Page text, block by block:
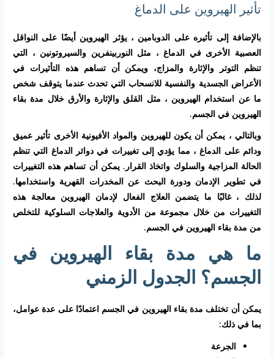
تأثير الهيروين على الدماغ
بالإضافة إلى تأثيره على الدوبامين ، يؤثر الهيروين أيضًا على النواقل
العصبية الأخرى في الدماغ ، مثل النوربينفرين والسيروتونين ، التي
تنظم التوتر والإثارة والمزاج، ويمكن أن تساهم هذه التأثيرات في
الأعراض الجسدية والنفسية للانسحاب التي تحدث عندما يتوقف شخص
ما عن استخدام الهيروين ، مثل القلق والإثارة والأرق خلال مدة بقاء
الهيروين في الجسم.
وبالتالي ، يمكن أن يكون للهيروين والمواد الأفيونية الأخرى تأثير عميق
ودائم على الدماغ ، مما يؤدي إلى تغييرات في دوائر الدماغ التي تنظم
الحالة المزاجية والسلوك واتخاذ القرار. يمكن أن تساهم هذه التغييرات
في تطوير الإدمان ودورة البحث عن المخدرات القهرية واستخدامها.
لذلك ، غالبًا ما يتضمن العلاج الفعال لإدمان الهيروين معالجة هذه
التغييرات من خلال مجموعة من الأدوية والعلاجات السلوكية للتخلص
من مدة بقاء الهيروين في الجسم.
ما هي مدة بقاء الهيروين في
الجسم؟ الجدول الزمني
يمكن أن تختلف مدة بقاء الهيروين في الجسم اعتمادًا على عدة عوامل،
بما في ذلك:
الجرعة